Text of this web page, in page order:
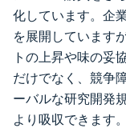
化しています。企
を展開しています
トの上昇や味の妥
だけでなく、競争
ーバルな研究開発
より吸収できます